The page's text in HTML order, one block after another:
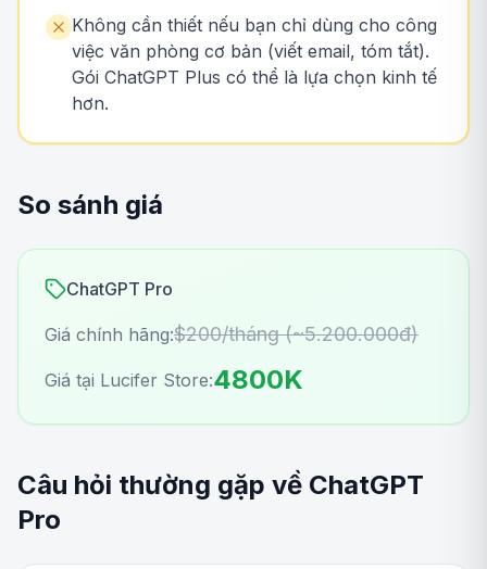
Không cần thiết nếu bạn chỉ dùng cho công
việc văn phòng cơ bản (viết email, tóm tắt).
Gói ChatGPT Plus có thể là lựa chọn kinh tế
hơn.
So sánh giá
ChatGPT Pro
Giá chính hãng:$200/tháng (~5.200.000đ)
Giá tại Lucifer Store:4800K
Câu hỏi thường gặp về ChatGPT
Pro